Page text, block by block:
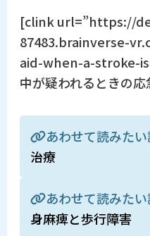
[clink url=”https://
87483.brainverse-
aid-when-a-stroke-
中が疑われるときの
あわせて読みたい
治療
あわせて読みたい
身麻痺と歩行障害